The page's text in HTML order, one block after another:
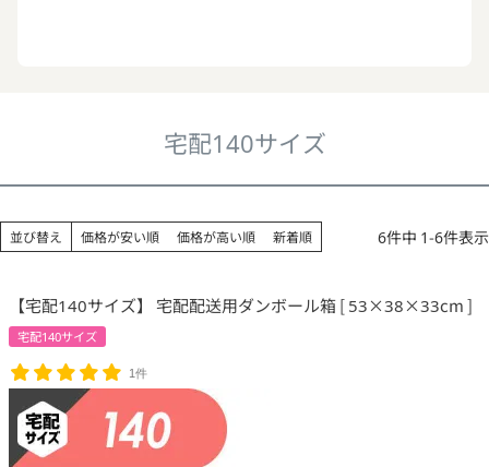
宅配140サイズ
並び替え 価格が安い順 価格が高い順 新着順 6件中 1-6件表示
【宅配140サイズ】 宅配配送用ダンボール箱 [ 53×38×33cm ]
宅配140サイズ
1件